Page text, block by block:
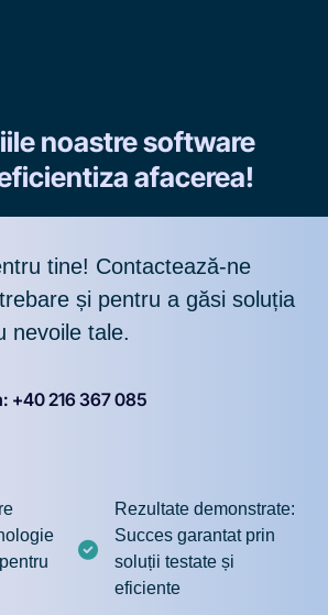
noastre software
afacerea!
tine! Contactează-ne
și pentru a găsi soluția
nevoile tale.
+40 216 367 085
Rezultate demonstrate:
Succes garantat prin
soluții testate și
eficiente